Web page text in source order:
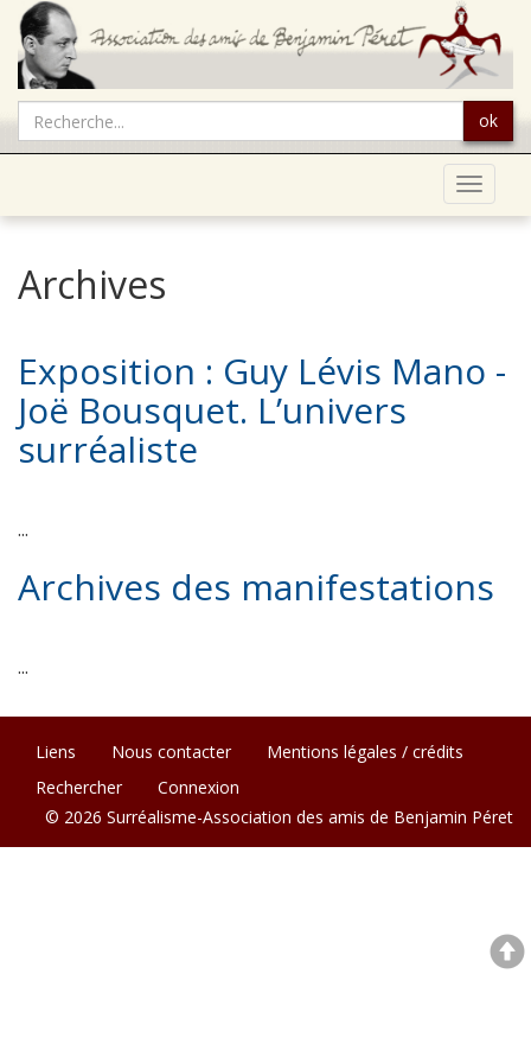
ok
Toggle
Archives
Exposition : Guy Lévis Mano -
Joë Bousquet. L’univers
surréaliste
...
Archives des manifestations
...
Liens Nous contacter
Mentions légales / crédits
Rechercher
Connexion
© 2026 Surréalisme-Association des amis de Benjamin Péret